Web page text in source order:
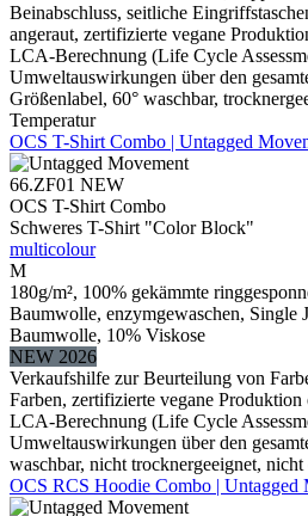
Beinabschluss, seitliche
angeraut, zertifizierte vegane
LCA-Berechnung (Life Cycle
Umweltauswirkungen über den
Größenlabel, 60° waschbar,
Temperatur
OCS T-Shirt Combo | Untagged
66.ZF01 NEW
OCS T-Shirt Combo
Schweres T-Shirt "Color Block"
multicolour
M
180g/m², 100% gekämmte
Baumwolle, enzymgewaschen, Single
Baumwolle, 10% Viskose
NEW 2026
Verkaufshilfe zur Beurteilung von
Farben, zertifizierte vegane
LCA-Berechnung (Life Cycle
Umweltauswirkungen über den
waschbar, nicht trocknergeeignet,
OCS RCS Hoodie Combo | Untagged